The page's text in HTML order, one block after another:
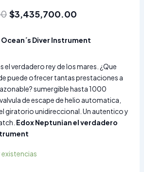
$3,435,700.00
Diver Instrument
el verdadero rey de los mares. ¿Que
puede ofrecer tantas prestaciones a
sumergible hasta 1000
de escape de helio automatica,
giratorio unidireccional. Un autentico y
Edox Neptunian el verdadero
existencias